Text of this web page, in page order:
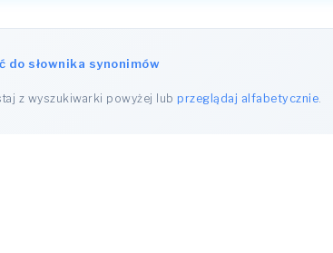
do słownika synonimów
z wyszukiwarki powyżej lubprzeglądaj alfabetycznie.